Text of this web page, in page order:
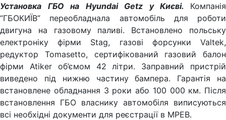
Установка ГБО на Hyundai Getz у Києві. Компанія
“ГБОКИЇВ” переобладнала автомобіль для роботи
двигуна на газовому паливі. Встановлено польську
електроніку фірми Stag, газові форсунки Valtek,
редуктор Tomasetto, сертифікований газовий балон
фірми Atiker об’ємом 42 літри. Заправний пристрій
виведено під нижню частину бампера. Гарантія на
встановлене обладнання 3 роки або 100 000 км. Після
встановлення ГБО власнику автомобіля виписуються
всі необхідні документи для реєстрації в МРЕВ.